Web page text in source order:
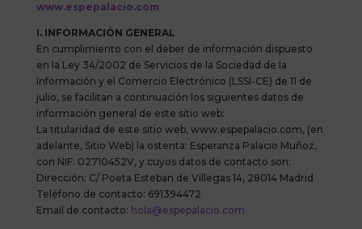
www.espepalacio.com
I. INFORMACIÓN GENERAL
En cumplimiento con el deber de información dispuesto
en la Ley 34/2002 de Servicios de la Sociedad de la
Información y el Comercio Electrónico (LSSI-CE) de 11 de
julio, se facilitan a continuación los siguientes datos de
información general de este sitio web:
La titularidad de este sitio web, www.espepalacio.com, (en
adelante, Sitio Web) la ostenta: Esperanza Palacio Muñoz,
con NIF: 02710452V, y cuyos datos de contacto son:
Dirección: C/ Poeta Esteban de Villegas 14, 28014 Madrid
Teléfono de contacto: 691394472
Email de contacto: hola@espepalacio.com